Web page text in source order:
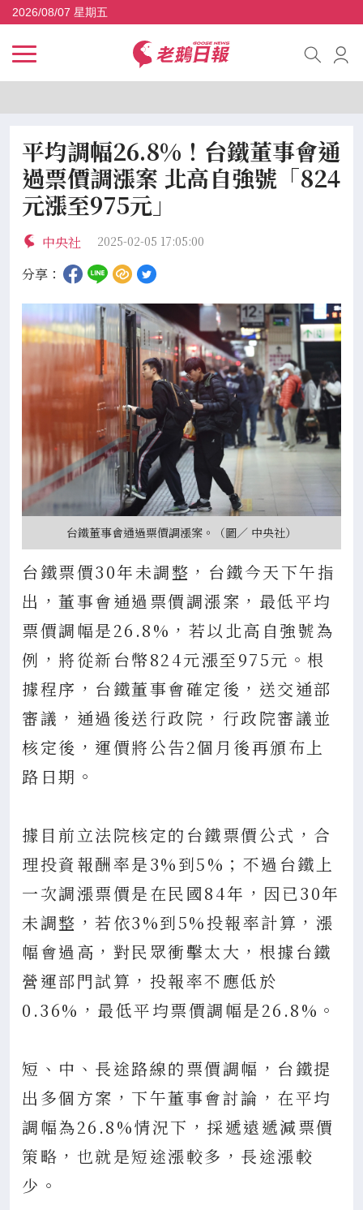
2026/08/07 星期五
平均調幅26.8%！台鐵董事會通
過票價調漲案 北高自強號「824
元漲至975元」
中央社 2025-02-05 17:05:00
分享：
台鐵董事會通過票價調漲案。（圖／ 中央社）
台鐵票價30年未調整，台鐵今天下午指
出，董事會通過票價調漲案，最低平均
票價調幅是26.8%，若以北高自強號為
例，將從新台幣824元漲至975元。根
據程序，台鐵董事會確定後，送交通部
審議，通過後送行政院，行政院審議並
核定後，運價將公告2個月後再頒布上
路日期。
據目前立法院核定的台鐵票價公式，合
理投資報酬率是3%到5%；不過台鐵上
一次調漲票價是在民國84年，因已30年
未調整，若依3%到5%投報率計算，漲
幅會過高，對民眾衝擊太大，根據台鐵
營運部門試算，投報率不應低於
0.36%，最低平均票價調幅是26.8%。
短、中、長途路線的票價調幅，台鐵提
出多個方案，下午董事會討論，在平均
調幅為26.8%情況下，採遞遠遞減票價
策略，也就是短途漲較多，長途漲較
少。